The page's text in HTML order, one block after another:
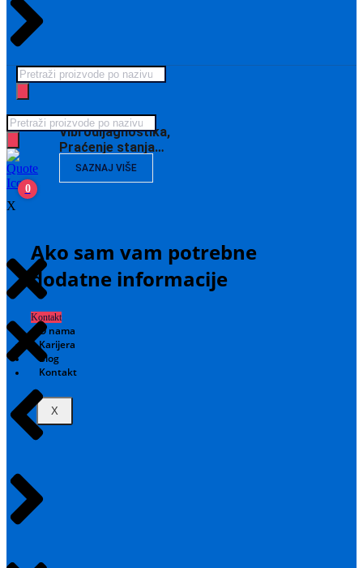
Vibrodijagnostika,
Praćenje stanja…
SAZNAJ VIŠE
Ako sam vam potrebne
dodatne informacije
Kontakt
O nama
Karijera
Blog
Kontakt
X
Products
search
Products
search
0
X